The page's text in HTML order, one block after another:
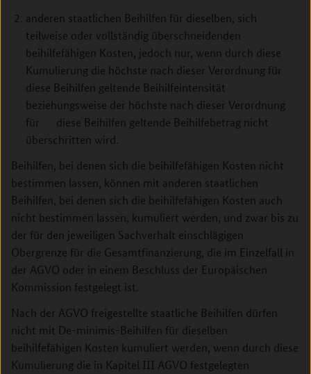
anderen staatlichen Beihilfen für dieselben, sich
teilweise oder vollständig überschneidenden
beihilfefähigen Kosten, jedoch nur, wenn durch diese
Kumulierung die höchste nach dieser Verordnung für
diese Beihilfen geltende Beihilfeintensität
beziehungsweise der höchste nach dieser Verordnung
für diese Beihilfen geltende Beihilfebetrag nicht
überschritten wird.
Beihilfen, bei denen sich die beihilfefähigen Kosten nicht
bestimmen lassen, können mit anderen staatlichen
Beihilfen, bei denen sich die beihilfefähigen Kosten auch
nicht bestimmen lassen, kumuliert werden, und zwar bis zu
der für den jeweiligen Sachverhalt einschlägigen
Obergrenze für die Gesamtfinanzierung, die im Einzelfall in
der AGVO oder in einem Beschluss der Europäischen
Kommission festgelegt ist.
Nach der AGVO freigestellte staatliche Beihilfen dürfen
nicht mit De-minimis-Beihilfen für dieselben
beihilfefähigen Kosten kumuliert werden, wenn durch diese
Kumulierung die in Kapitel III AGVO festgelegten